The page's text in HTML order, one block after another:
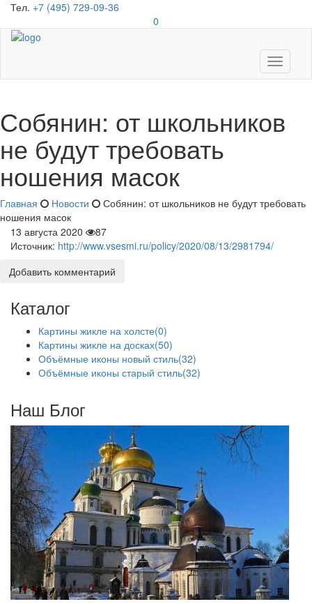
Тел. +7 (495) 729-09-36
0
Toggle
Собянин: от школьников
не будут требовать
ношения масок
Главная Новости
Собянин: от школьников не будут требовать
ношения масок
13 августа 2020
87
Источник: http://www.vsesmi.ru/policy/2020/08/13/2981794/
Добавить комментарий
Каталог
Картины жикле на холсте(0)
Картины жикле на досках(50)
Объёмные иконы новый стиль(32)
Объёмные иконы старый стиль(32)
Наш Блог